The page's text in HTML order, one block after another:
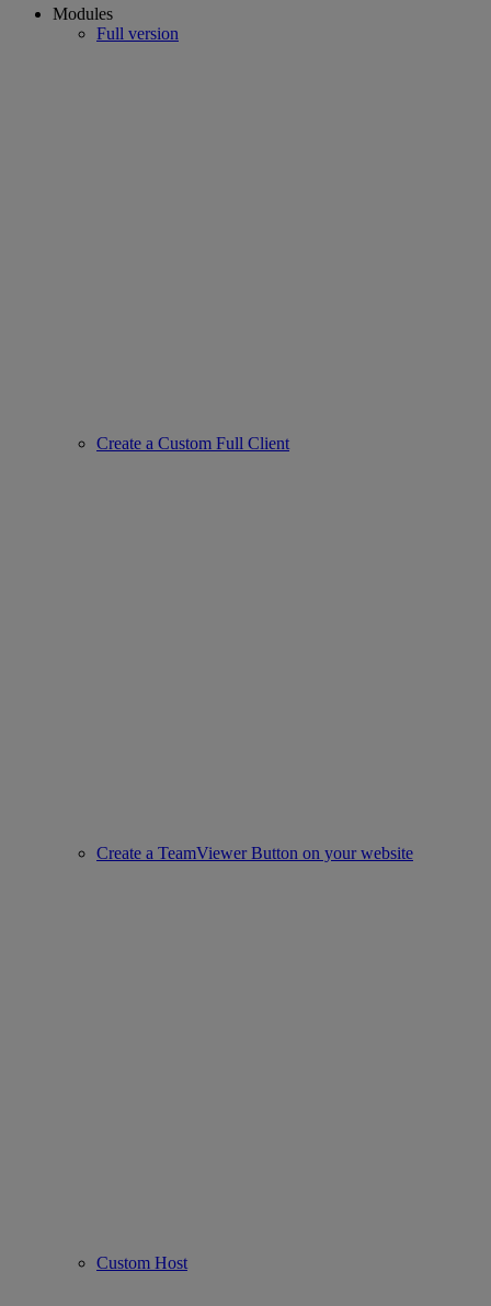
Modules
Full version
Create a Custom Full Client
Create a TeamViewer Button on your website
Custom Host